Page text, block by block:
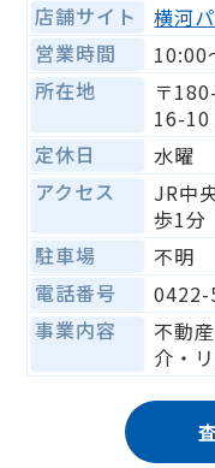
店舗サイト
横河
営業時間
10:00
所在地
〒
16-10
定休日
水曜
アクセス
JR中
歩1分
駐車場
不明
電話番号
0422-
事業内容
不動
介・